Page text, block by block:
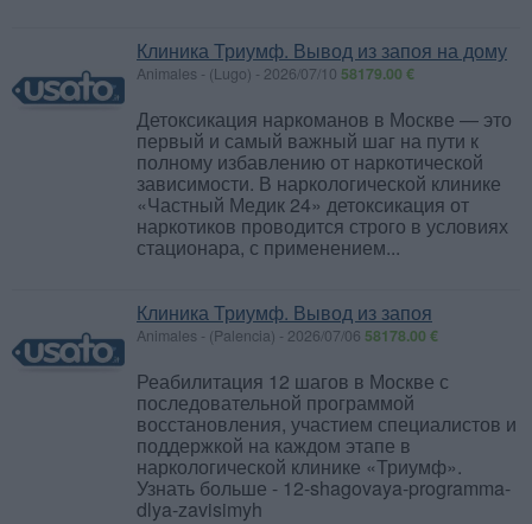
Клиника Триумф. Вывод из запоя на дому
Animales - (Lugo) - 2026/07/10 58179.00 €
Детоксикация наркоманов в Москве — это
первый и самый важный шаг на пути к
полному избавлению от наркотической
зависимости. В наркологической клинике
«Частный Медик 24» детоксикация от
наркотиков проводится строго в условиях
стационара, с применением...
Клиника Триумф. Вывод из запоя
Animales - (Palencia) - 2026/07/06 58178.00 €
Реабилитация 12 шагов в Москве с
последовательной программой
восстановления, участием специалистов и
поддержкой на каждом этапе в
наркологической клинике «Триумф».
Узнать больше - 12-shagovaya-programma-
dlya-zavisimyh